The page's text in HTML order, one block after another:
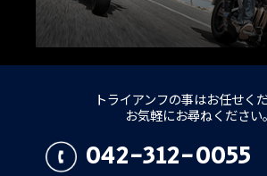
トライアンフの事はお任せくだ
お気軽にお尋ねください。
042-312-0055